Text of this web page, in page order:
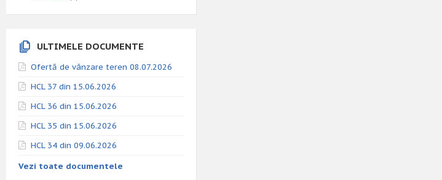
ULTIMELE DOCUMENTE
Ofertă de vânzare teren 08.07.2026
HCL 37 din 15.06.2026
HCL 36 din 15.06.2026
HCL 35 din 15.06.2026
HCL 34 din 09.06.2026
Vezi toate documentele